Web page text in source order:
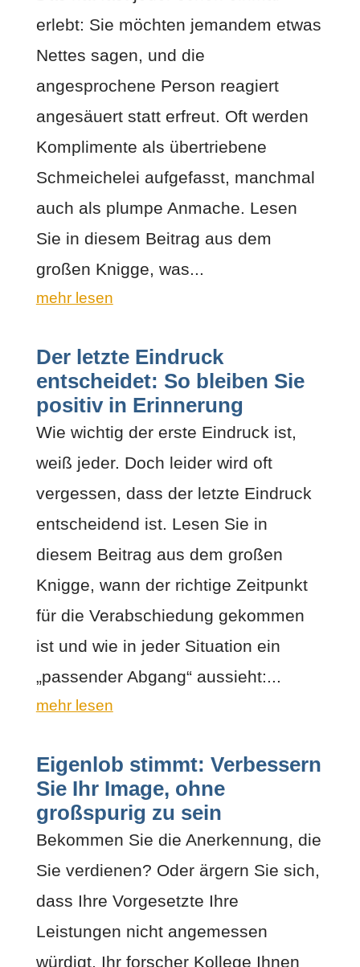
erlebt: Sie möchten jemandem etwas
Nettes sagen, und die
angesprochene Person reagiert
angesäuert statt erfreut. Oft werden
Komplimente als übertriebene
Schmeichelei aufgefasst, manchmal
auch als plumpe Anmache. Lesen
Sie in diesem Beitrag aus dem
großen Knigge, was...
mehr lesen
Der letzte Eindruck
entscheidet: So bleiben Sie
positiv in Erinnerung
Wie wichtig der erste Eindruck ist,
weiß jeder. Doch leider wird oft
vergessen, dass der letzte Eindruck
entscheidend ist. Lesen Sie in
diesem Beitrag aus dem großen
Knigge, wann der richtige Zeitpunkt
für die Verabschiedung gekommen
ist und wie in jeder Situation ein
„passender Abgang“ aussieht:...
mehr lesen
Eigenlob stimmt: Verbessern
Sie Ihr Image, ohne
großspurig zu sein
Bekommen Sie die Anerkennung, die
Sie verdienen? Oder ärgern Sie sich,
dass Ihre Vorgesetzte Ihre
Leistungen nicht angemessen
würdigt, Ihr forscher Kollege Ihnen